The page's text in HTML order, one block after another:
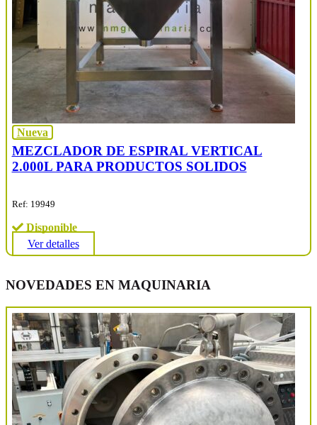
Nueva
MEZCLADOR DE ESPIRAL VERTICAL
2.000L PARA PRODUCTOS SOLIDOS
Ref: 19949
Disponible
Ver detalles
NOVEDADES EN MAQUINARIA